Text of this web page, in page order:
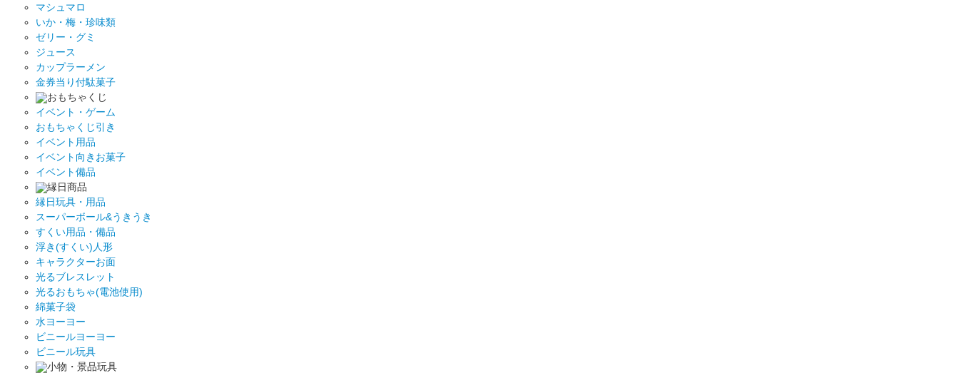
マシュマロ
いか・梅・珍味類
ゼリー・グミ
ジュース
カップラーメン
金券当り付駄菓子
おもちゃくじ
イベント・ゲーム
おもちゃくじ引き
イベント用品
イベント向きお菓子
イベント備品
縁日商品
縁日玩具・用品
スーパーボール&うきうき
すくい用品・備品
浮き(すくい)人形
キャラクターお面
光るブレスレット
光るおもちゃ(電池使用)
綿菓子袋
水ヨーヨー
ビニールヨーヨー
ビニール玩具
小物・景品玩具